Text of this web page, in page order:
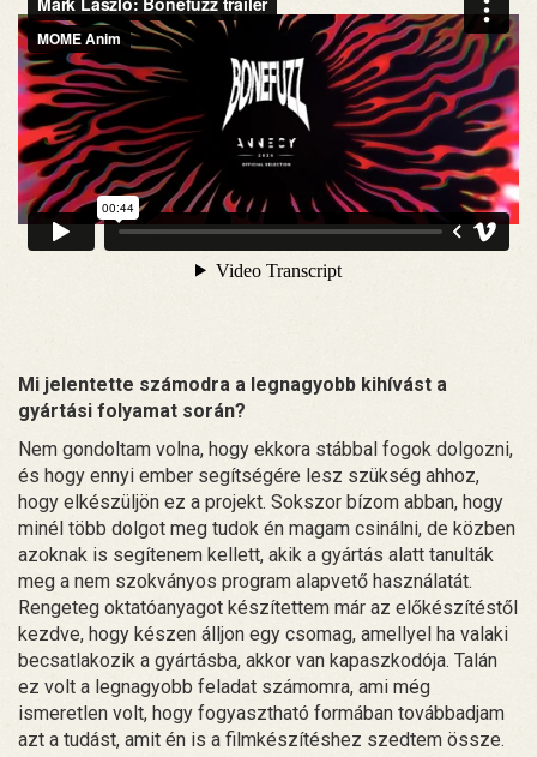
Mi jelentette számodra a legnagyobb kihívást a
gyártási folyamat során?
Nem gondoltam volna, hogy ekkora stábbal fogok dolgozni,
és hogy ennyi ember segítségére lesz szükség ahhoz,
hogy elkészüljön ez a projekt. Sokszor bízom abban, hogy
minél több dolgot meg tudok én magam csinálni, de közben
azoknak is segítenem kellett, akik a gyártás alatt tanulták
meg a nem szokványos program alapvető használatát.
Rengeteg oktatóanyagot készítettem már az előkészítéstől
kezdve, hogy készen álljon egy csomag, amellyel ha valaki
becsatlakozik a gyártásba, akkor van kapaszkodója. Talán
ez volt a legnagyobb feladat számomra, ami még
ismeretlen volt, hogy fogyasztható formában továbbadjam
azt a tudást, amit én is a filmkészítéshez szedtem össze.